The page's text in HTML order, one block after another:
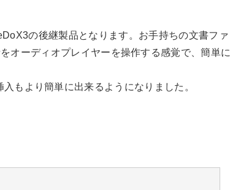
の後継製品となります。お手持ちの文書ファ
オーディオプレイヤーを操作する感覚で、簡単に
もより簡単に出来るようになりました。